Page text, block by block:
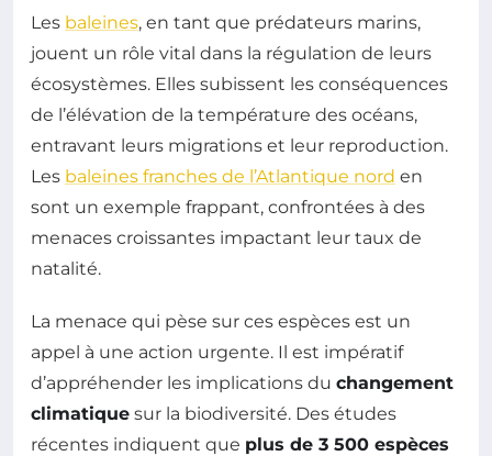
Les baleines, en tant que prédateurs marins,
jouent un rôle vital dans la régulation de leurs
écosystèmes. Elles subissent les conséquences
de l’élévation de la température des océans,
entravant leurs migrations et leur reproduction.
Les baleines franches de l’Atlantique nord en
sont un exemple frappant, confrontées à des
menaces croissantes impactant leur taux de
natalité.
La menace qui pèse sur ces espèces est un
appel à une action urgente. Il est impératif
d’appréhender les implications du changement
climatique sur la biodiversité. Des études
récentes indiquent que plus de 3 500 espèces